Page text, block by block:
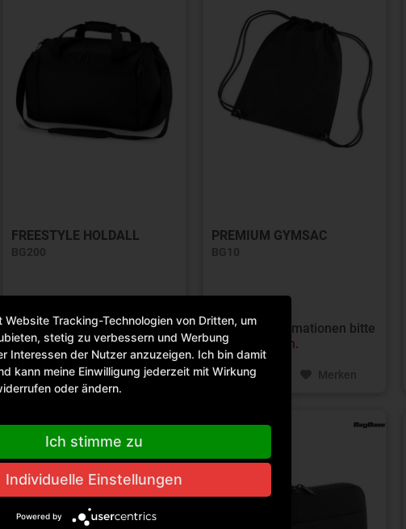
FREESTYLE HOLDALL
BG200
Für Preisinformationen bitte
hier anmelden.
Vergleichen Merken
PREMIUM GYMSAC
BG10
Für Preisinformationen bitte
hier anmelden.
Vergleichen Merken
Website Tracking-Technologien von Dritten, um
stetig zu verbessern und Werbung
Interessen der Nutzer anzuzeigen. Ich bin damit
kann meine Einwilligung jederzeit mit Wirkung
oder ändern.
Ich stimme zu
Individuelle Einstellungen
Powered by